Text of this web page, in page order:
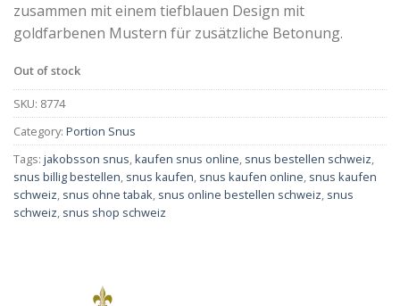
zusammen mit einem tiefblauen Design mit
goldfarbenen Mustern für zusätzliche Betonung.
Out of stock
SKU: 8774
Category: Portion Snus
Tags: jakobsson snus,kaufen snus online, snus bestellen schweiz,
snus billig bestellen, snus kaufen, snus kaufen online, snus kaufen
schweiz, snus ohne tabak, snus online bestellen schweiz, snus
schweiz, snus shop schweiz